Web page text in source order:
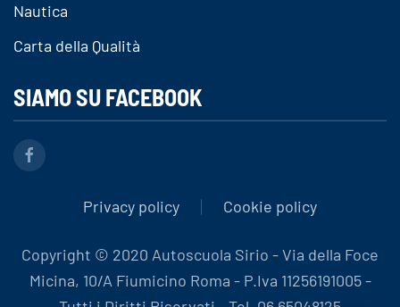
Nautica
Carta della Qualità
SIAMO SU FACEBOOK
Privacy policy Cookie policy
Copyright © 2020 Autoscuola Sirio - Via della Foce
Micina, 10/A Fiumicino Roma - P.Iva 11256191005 -